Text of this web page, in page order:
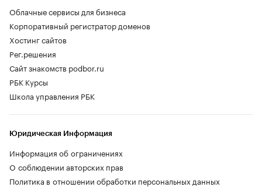
Облачные сервисы для бизнеса
Корпоративный регистратор доменов
Хостинг сайтов
Рег.решения
Сайт знакомств podbor.ru
РБК Курсы
Школа управления РБК
Юридическая Информация
Информация об ограничениях
О соблюдении авторских прав
Политика в отношении обработки персональных данных